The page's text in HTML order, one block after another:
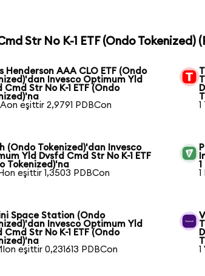
Str No K-1 ETF (Ondo Tokenized)
Henderson AAA CLO ETF (Ondo
Invesco Optimum Yld
Cmd Str No K-1 ETF (Ondo
eşittir 2,9791 PDBCon
(Ondo Tokenized)'dan Invesco
Yld Dvsfd Cmd Str No K-1 ETF
Tokenized)'na
eşittir 1,3503 PDBCon
Space Station (Ondo
Invesco Optimum Yld
Cmd Str No K-1 ETF (Ondo
eşittir 0,231613 PDBCon